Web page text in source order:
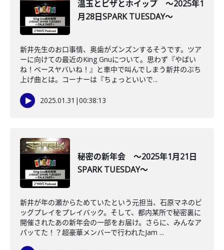
温玉とピザとホイップ ～2025年1
月28日SPARK TUESDAY～
新井先生のお口事情、奥歯がズンズンするそうです。ツア
ーに向けての最近のKing Gnuについて。思わず『やばい
ね！ベースヤバいね！』と車中で叫んでしまう新井のぶち
上げ曲とは。コーナーは『ちょっといいで...
2025.01.31 |00:38:13
秘密の新年会 ～2025年1月21日
SPARK TUESDAY～
新井が年の瀬からためていたという元担当、石原マネのビ
ッグプレイをプレイバック。そして、都内某所で秘密裏に
開催されたあの新年会の一部をお届け。さらに、みんなア
パッてた！？超豪華メンバーで行われたJam ...